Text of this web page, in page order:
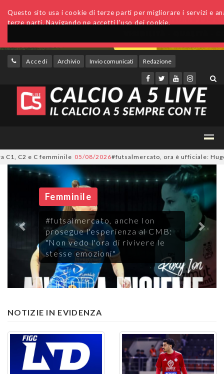
Questo sito usa i cookie di terze parti per migliorare i servizi e
terze parti. Navigando ne accetti l'uso dei cookie.
Accedi Archivio Invio comunicati Redazione
05/08/2026#futsalmercato, ora è ufficiale: Hugo Neves
Femminile
#futsalmercato, anche Ion
prosegue l'esperienza al CMB:
"Non vedo l'ora di rivivere le
stesse emozioni"
NOTIZIE IN EVIDENZA